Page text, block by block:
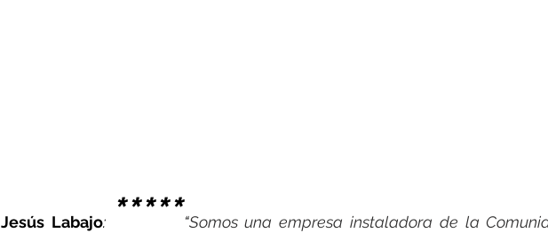
Jesús Labajo: *****“Somos una empresa instaladora de la